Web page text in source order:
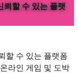
뢰할 수 있는 플랫
할 수 있는 플랫폼
라인 게임 및 도박